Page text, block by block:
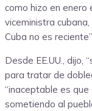
como hizo en enero
viceministra
Cuba no es
Desde EE.UU., dijo,
para tratar de
“inaceptable es
sometiendo al